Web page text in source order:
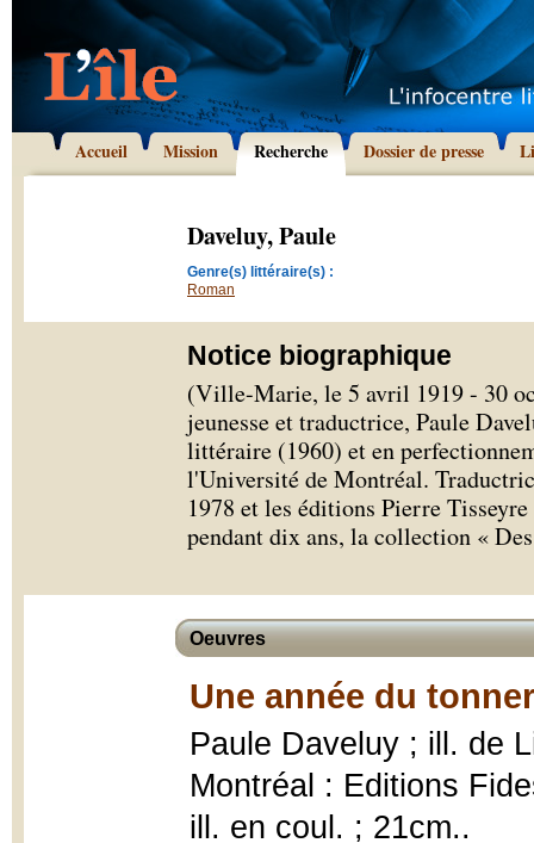
Accueil Mission Recherche Dossier de presse
Daveluy, Paule
Genre(s) littéraire(s) :
Roman
Notice biographique
(Ville-Marie, le 5 avril 1919 - 30
jeunesse et traductrice, Paule
littéraire (1960) et en
l'Université de Montréal.
1978 et les éditions Pierre
pendant dix ans, la collection «
Oeuvres
Une année du
Paule Daveluy ; ill. de
Montréal : Editions
ill. en coul. ; 21cm..